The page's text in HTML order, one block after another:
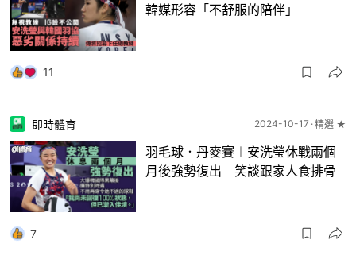
韓媒形容「不舒服的陪伴」
11
即時體育 2024-10-17 精選 ★
羽毛球．丹麥賽︱安洗瑩休戰兩個
月後強勢復出 笑談跟家人食排骨
7